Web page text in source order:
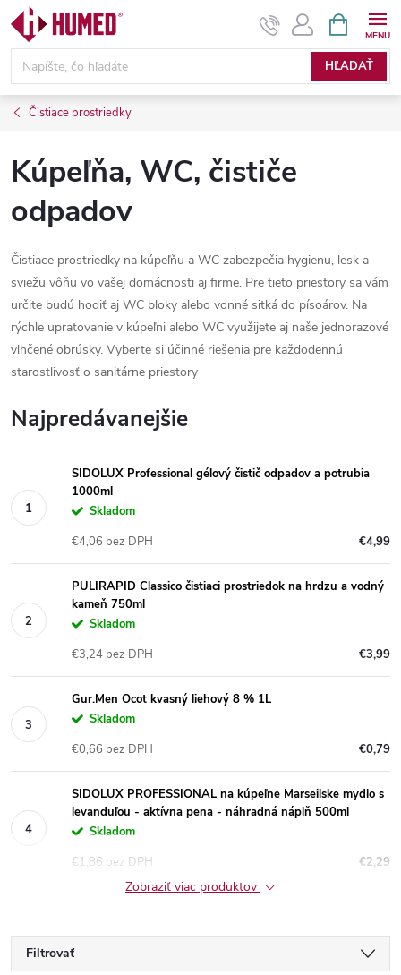
Prejsť
obsah
HĽADAŤ
KOŠÍK
Čistiace prostriedky
Kúpeľňa, WC, čističe
odpadov
Čistiace prostriedky na kúpeľňu a WC zabezpečia hygienu, lesk a
sviežu vôňu vo vašej domácnosti aj firme. Pre tieto priestory sa vám
určite budú hodiť aj WC bloky alebo vonné sitká do písoárov. Na
rýchle upratovanie v kúpeľni alebo WC využijete aj naše jednorazové
vlhčené obrúsky. Vyberte si účinné riešenia pre každodennú
starostlivosť o sanitárne priestory
Najpredávanejšie
SIDOLUX Professional gélový čistič odpadov a potrubia
1000ml
Skladom
€4,99
€4,06 bez DPH
PULIRAPID Classico čistiaci prostriedok na hrdzu a vodný
kameň 750ml
Skladom
€3,99
€3,24 bez DPH
Gur.Men Ocot kvasný liehový 8 % 1L
Skladom
€0,79
€0,66 bez DPH
SIDOLUX PROFESSIONAL na kúpeľne Marseilske mydlo s
levanduľou - aktívna pena - náhradná náplň 500ml
Skladom
€2,29
€1,86 bez DPH
Zobraziť viac produktov
Filtrovať